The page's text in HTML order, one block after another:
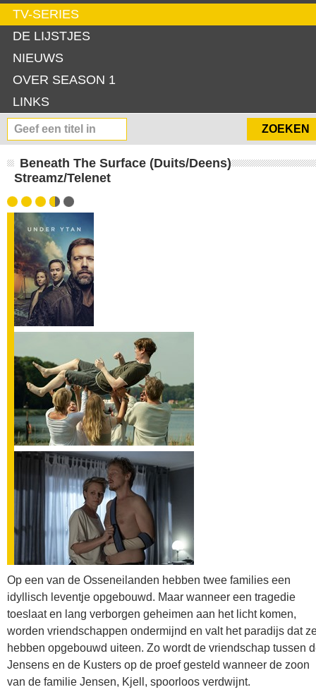
TV-SERIES
DE LIJSTJES
NIEUWS
OVER SEASON 1
LINKS
Beneath The Surface (Duits/Deens)
Streamz/Telenet
Op een van de Osseneilanden hebben twee families een
idyllisch leventje opgebouwd. Maar wanneer een tragedie
toeslaat en lang verborgen geheimen aan het licht komen,
worden vriendschappen ondermijnd en valt het paradijs dat
hebben opgebouwd uiteen. Zo wordt de vriendschap tussen
Jensens en de Kusters op de proef gesteld wanneer de zoon
van de familie Jensen, Kjell, spoorloos verdwijnt.